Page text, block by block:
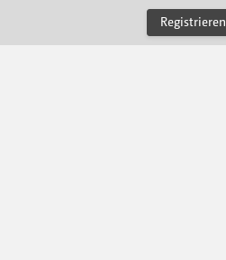
Registrieren